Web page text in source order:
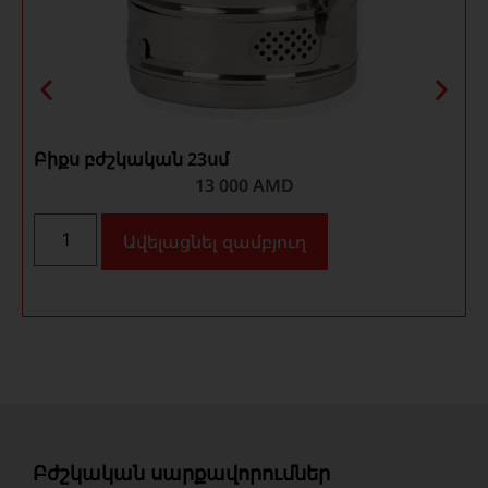
Բիքս բժշկական 23սմ
13 000 AMD
Ավելացնել զամբյուղ
Բժշկական սարքավորումներ